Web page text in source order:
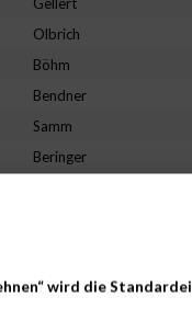
Olbrich
Böhm
Bendner
Samm
Beringer
Bickert-Kalb
wird die